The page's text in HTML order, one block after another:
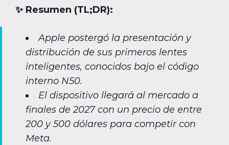
✨︎ Resumen (TL;DR):
Apple postergó la presentación y
distribución de sus primeros lentes
inteligentes, conocidos bajo el código
interno N50.
El dispositivo llegará al mercado a
finales de 2027 con un precio de entre
200 y 500 dólares para competir con
Meta.